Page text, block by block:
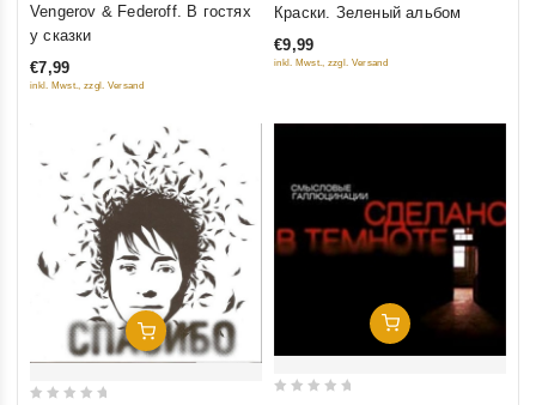
5
Vengerov & Federoff. В гостях
у сказки
€7,99
inkl. Mwst., zzgl. Versand
out of 5
Краски. Зеленый альбом
€9,99
inkl. Mwst., zzgl. Versand
Добавить В Корзину
Добавить В Корзину